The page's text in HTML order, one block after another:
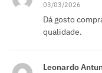
03/03/2026
Dá gosto
qualidade.
Leonardo